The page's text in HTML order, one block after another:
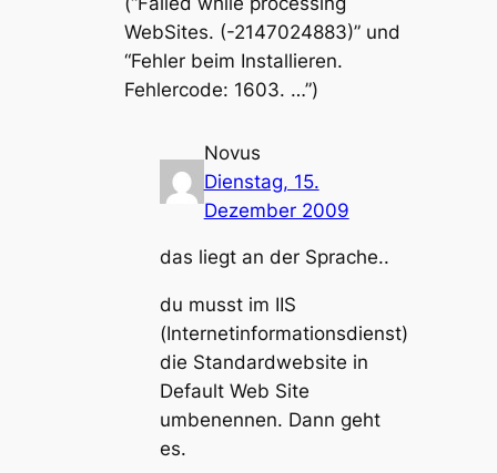
WebSites. (-2147024883)” und
“Fehler beim Installieren.
Fehlercode: 1603. …”)
Novus
Dienstag, 15.
Dezember 2009
das liegt an der Sprache..
du musst im IIS
(Internetinformationsdienst)
die Standardwebsite in
Default Web Site
umbenennen. Dann geht
es.